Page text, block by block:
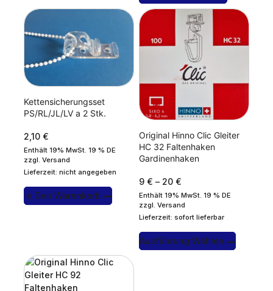
Kettensicherungsset
PS/RL/JL/LV a 2 Stk.
2,10 €
Enthält 19% MwSt. 19 % DE
zzgl. Versand
Lieferzeit: nicht angegeben
In Den Warenkorb
Original Hinno Clic Gleiter
HC 32 Faltenhaken
Gardinenhaken
9 € – 20 €
Enthält 19% MwSt. 19 % DE
zzgl. Versand
Lieferzeit: sofort lieferbar
Ausführung Wählen